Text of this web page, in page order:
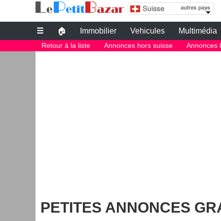
le bon coin suisse | charmant mobil home 3
☰ 🏠 Immobilier Vehicules Multimédia
Leboncoin suisse
Petites annonces gratuites
Retour à la liste Annonces hors suisse Annonces
PETITES ANNONCES